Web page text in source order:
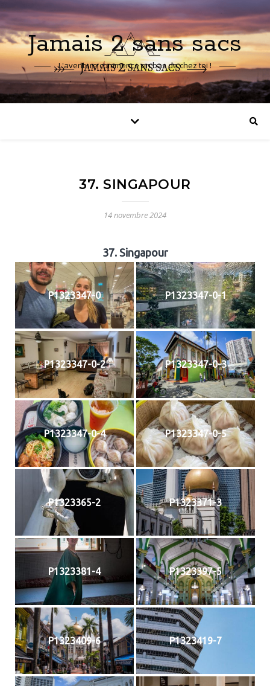
Jamais 2 sans sacs
L'aventure commence en bas de chez toi !
37. SINGAPOUR
14 novembre 2024
37. Singapour
P1323347-0 P1323347-0-1
P1323347-0-2 P1323347-0-3
P1323347-0-4 P1323347-0-5
P1323365-2 P1323371-3
P1323381-4 P1323397-5
P1323409-6 P1323419-7